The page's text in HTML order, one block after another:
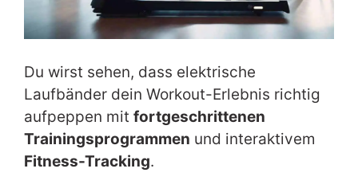
Du wirst sehen, dass elektrische
Laufbänder dein Workout-Erlebnis richtig
aufpeppen mit fortgeschrittenen
Trainingsprogrammen und interaktivem
Fitness-Tracking.